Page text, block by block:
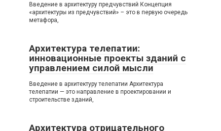
Введение в архитектуру предчувствий Концепция
«архитектуры из предчувствий» – это в первую очередь
метафора,
Архитектура телепатии:
инновационные проекты зданий с
управлением силой мысли
Введение в архитектуру телепатии Архитектура
телепатии — это направление в проектировании и
строительстве зданий,
Архитектура отрицательного